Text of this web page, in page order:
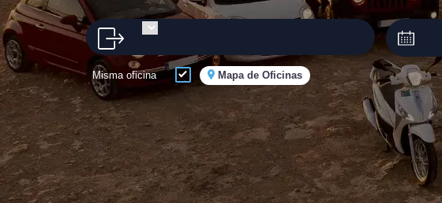
Misma oficina Mapa de Oficinas